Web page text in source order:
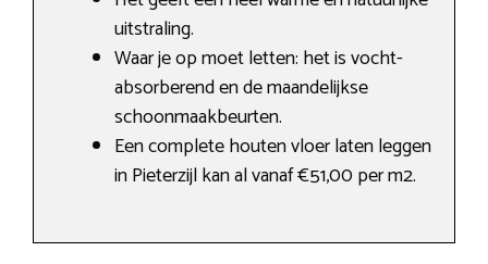
uitstraling.
Waar je op moet letten: het is vocht-
absorberend en de maandelijkse
schoonmaakbeurten.
Een complete houten vloer laten leggen
in Pieterzijl kan al vanaf €51,00 per m2.